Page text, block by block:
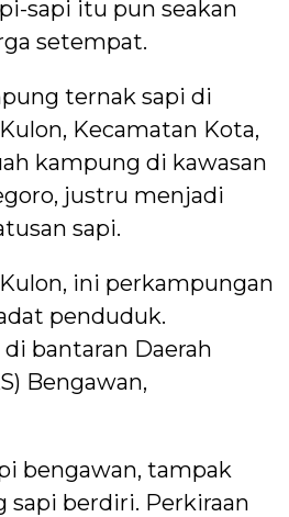
sapi itu pun seakan
setempat.
ternak sapi di
Kecamatan Kota,
kampung di kawasan
justru menjadi
sapi.
ini perkampungan
penduduk.
bantaran Daerah
Bengawan,
bengawan, tampak
sapi berdiri. Perkiraan